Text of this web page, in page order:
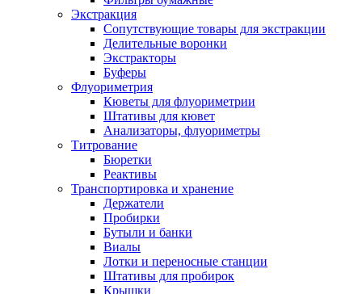
Экстракция
Сопутствующие товары для экстракции
Делительные воронки
Экстракторы
Буферы
Флуориметрия
Кюветы для флуориметрии
Штативы для кювет
Анализаторы, флуориметры
Титрование
Бюретки
Реактивы
Транспортировка и хранение
Держатели
Пробирки
Бутыли и банки
Виалы
Лотки и переносные станции
Штативы для пробирок
Крышки